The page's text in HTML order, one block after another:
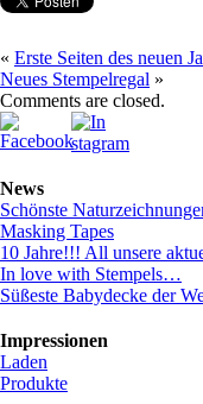
« Erste Seiten des neuen
Neues Stempelregal »
Comments are closed.
News
Schönste
Masking Tapes
10 Jahre!!! All unsere
In love with Stempels…
Süßeste Babydecke der
Impressionen
Laden
Produkte